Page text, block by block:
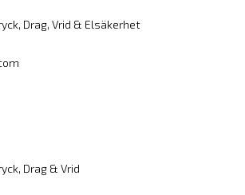
Drag, Vrid & Elsäkerhet
Drag & Vrid